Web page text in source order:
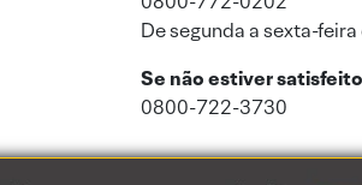
De segunda a sexta-
Se não estiver
0800-722-3730